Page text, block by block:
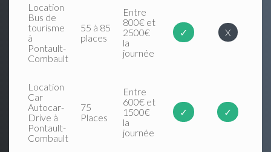
Location
Bus de
tourisme
à
Pontault-
Combault
55 à 85
places
Entre
800€ et
2500€
la
journée
✓ X
Location
Car
Autocar-
Drive à
Pontault-
Combault
75
Places
Entre
600€ et
1500€
la
journée
✓ ✓